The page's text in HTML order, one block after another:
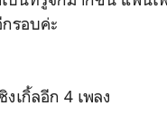
กรอบค่ะ
เกิ้ลอีก 4 เพลง